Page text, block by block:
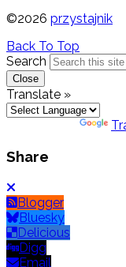
©2026 przystajnik
Back To Top
Search
Close
Translate »
Share
Blogger
Bluesky
Delicious
Digg
Email